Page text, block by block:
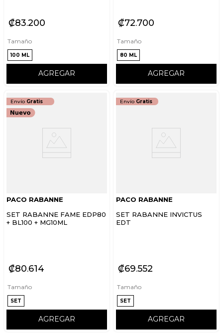
₡83200
Tamaño
100 ML
AGREGAR
₡72 700
Tamaño
80 ML
AGREGAR
Envío Gratis
PACO RABANNE
SET RABANNE FAME EDP80
+ BL100 + MG10ML
₡80 614
Tamaño
SET
AGREGAR
Envío Gratis
PACO RABANNE
SET RABANNE INVICTUS
EDT
₡69552
Tamaño
SET
AGREGAR